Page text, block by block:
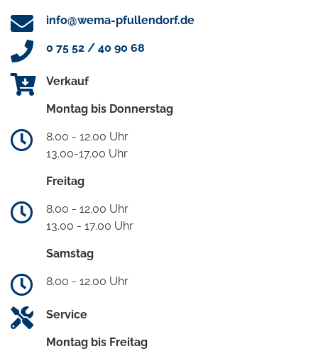
info@wema-pfullendorf.de
0 75 52 / 40 90 68
Verkauf
Montag bis Donnerstag
8.00 - 12.00 Uhr
13.00-17.00 Uhr
Freitag
8.00 - 12.00 Uhr
13.00 - 17.00 Uhr
Samstag
8.00 - 12.00 Uhr
Service
Montag bis Freitag